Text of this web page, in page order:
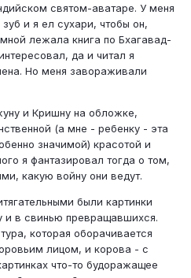
святом-аватаре. У меня
и я ел сухари, чтобы он,
лежала книга по Бхагавад-
да и читал я
Но меня завораживали
и Кришну на обложке,
(а мне - ребенку - эта
значимой) красотой и
я фантазировал тогда о том,
какую войну они ведут.
были картинки
в свинью превращавшихся.
которая оборачивается
лицом, и корова - с
что-то будоражащее